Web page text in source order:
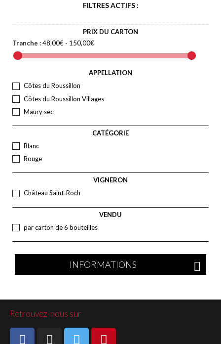
FILTRES ACTIFS :
PRIX DU CARTON
Tranche :48,00€ - 150,00€
APPELLATION
Côtes du Roussillon
Côtes du Roussillon Villages
Maury sec
CATÉGORIE
Blanc
Rouge
VIGNERON
Château Saint-Roch
VENDU
par carton de 6 bouteilles
INFORMATIONS
Retrouvez-nous sur